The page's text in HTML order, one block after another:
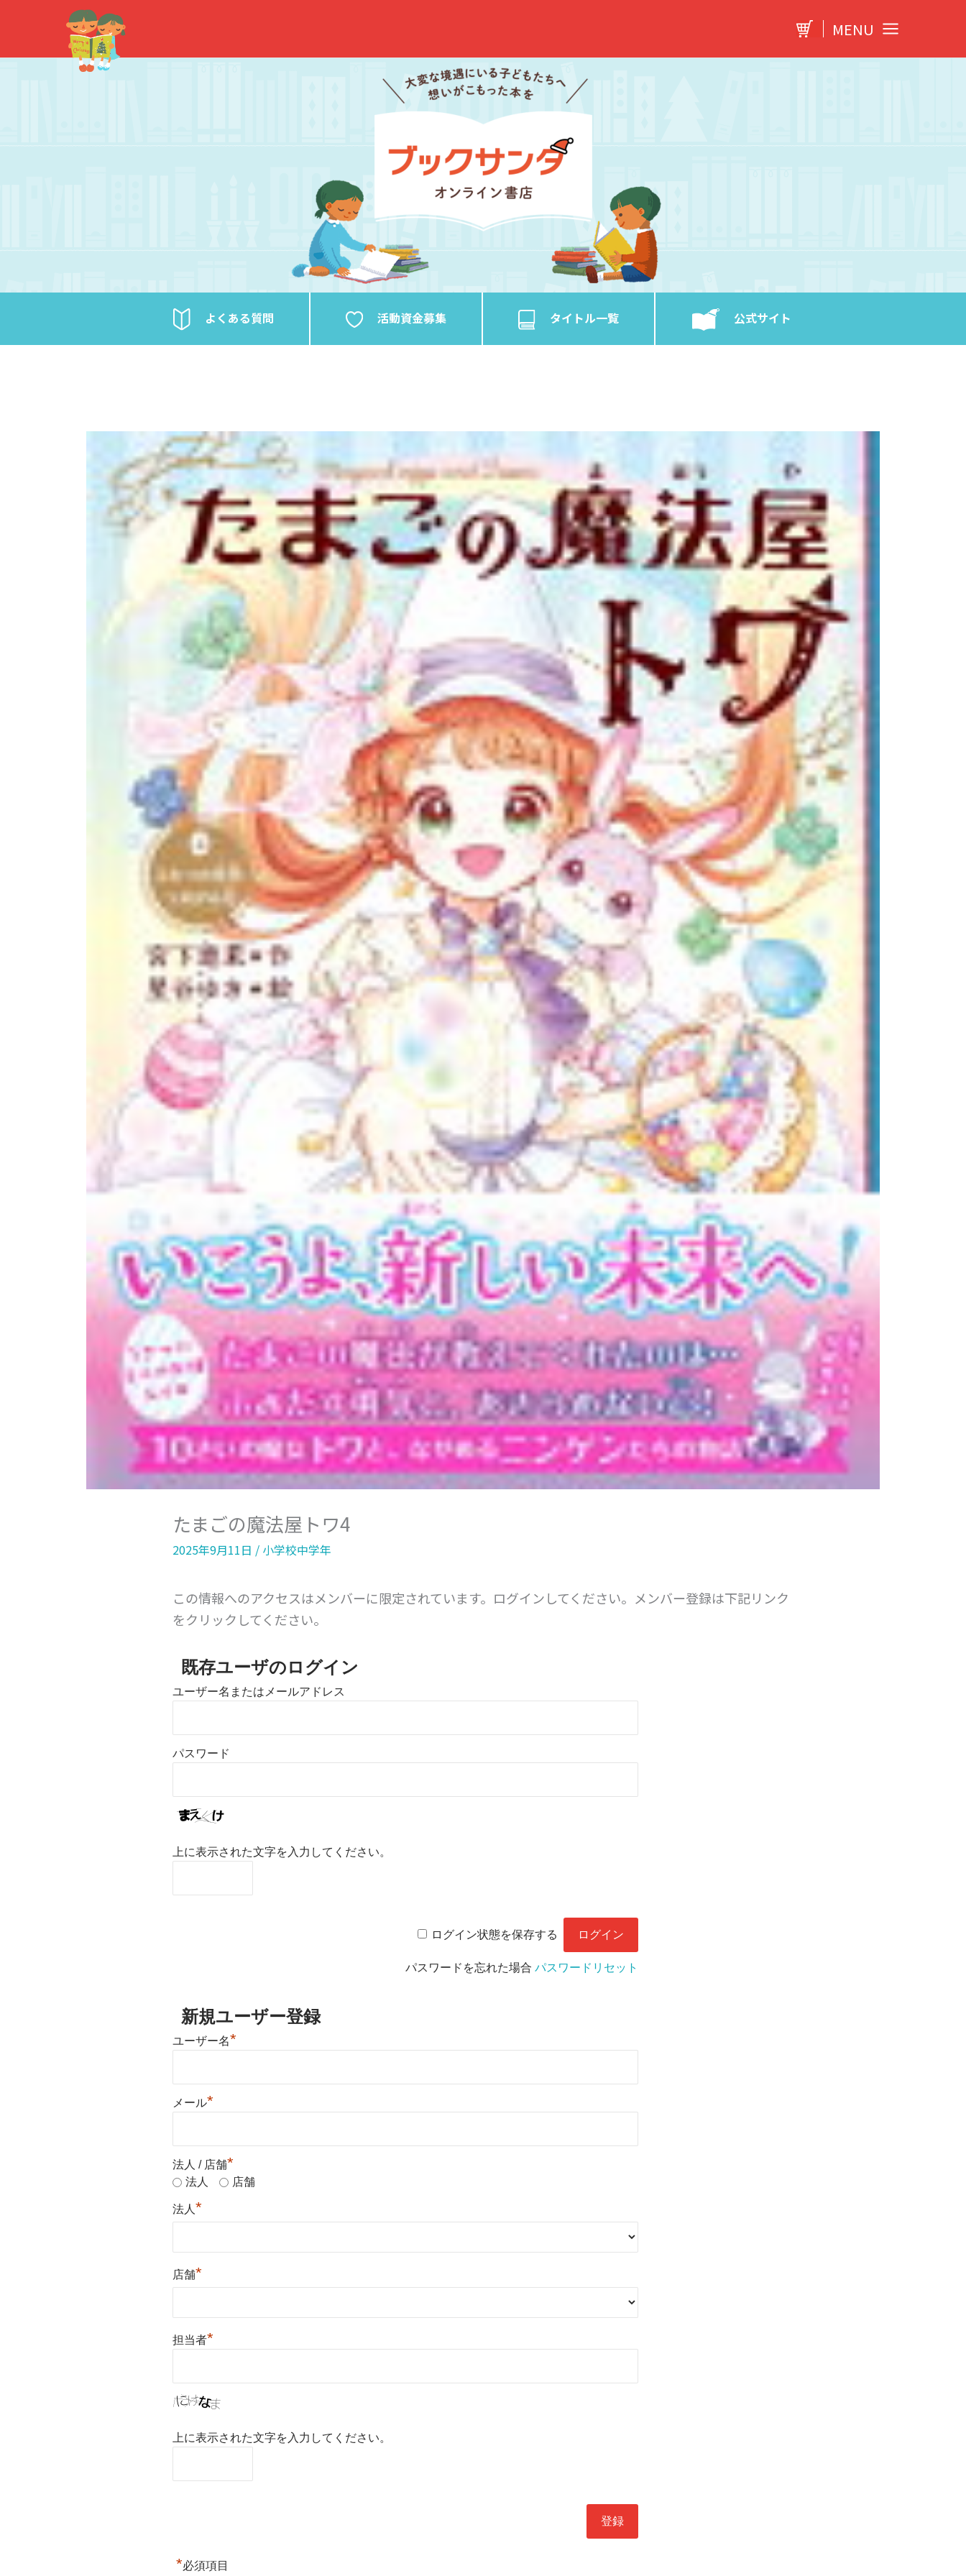
を
MENU
よくある質問 活動資金募集 タイトル一覧 公式サイト
たまごの魔法屋トワ4
2025年9月11日 / 小学校中学年
この情報へのアクセスはメンバーに限定されています。ログインしてください。メンバー登録は下記リンク
をクリックしてください。
既存ユーザのログイン
ユーザー名またはメールアドレス
パスワード
上に表示された文字を入力してください。
ログイン状態を保存する
パスワードを忘れた場合 パスワードリセット
新規ユーザー登録
ユーザー名*
メール*
法人 / 店舗*
法人 店舗
法人 *
店舗*
担当者*
上に表示された文字を入力してください。
*必須項目